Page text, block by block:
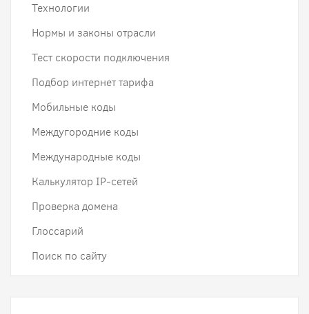
Технологии
Нормы и законы отрасли
Тест скорости подключения
Подбор интернет тарифа
Мобильные коды
Междугородние коды
Международные коды
Калькулятор IP-сетей
Проверка домена
Глоссарий
Поиск по сайту